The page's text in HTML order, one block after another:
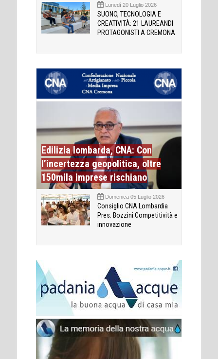
Lunedì 20 Luglio 2026
SUONO, TECNOLOGIA E
CREATIVITÀ: 21 LAUREANDI
PROTAGONISTI A CREMONA
Edilizia lombarda, CNA: Con
l’incertezza geopolitica, oltre
150mila imprese rischiano
Domenica 05 Luglio 2026
Consiglio CNA Lombardia
Pres. Bozzini:Competitività e
innovazione